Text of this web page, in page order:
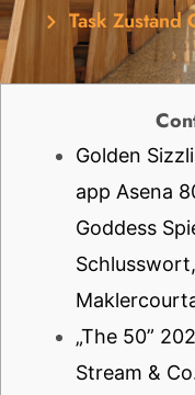
Task
Golden
app Asena
Goddess
„The 50”
Stream &